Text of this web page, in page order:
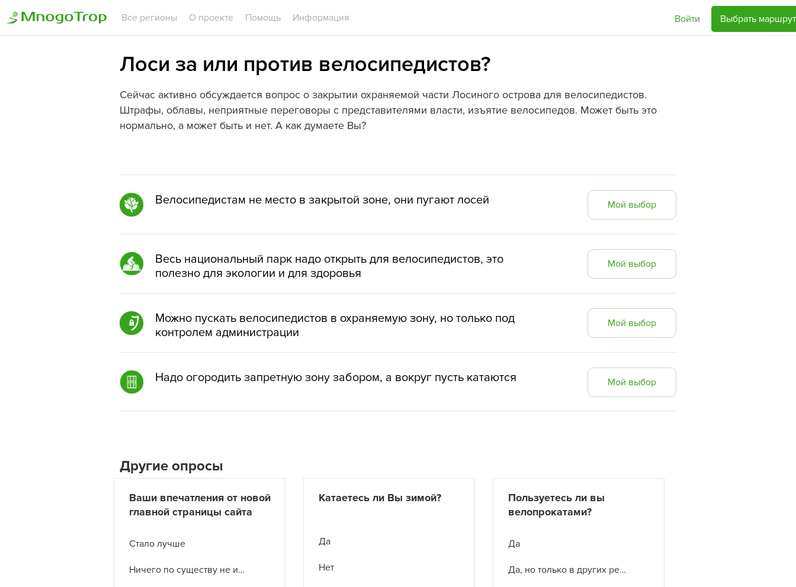
Все регионы О проекте Помощь Информация Войти Выбрать маршрут
Лоси за или против велосипедистов?
Сейчас активно обсуждается вопрос о закрытии охраняемой части Лосиного острова для велосипедистов.
Штрафы, облавы, неприятные переговоры с представителями власти, изъятие велосипедов. Может быть это
нормально, а может быть и нет. А как думаете Вы?
Велосипедистам не место в закрытой зоне, они пугают лосей Мой выбор
Весь национальный парк надо открыть для велосипедистов, это
полезно для экологии и для здоровья
Мой выбор
Можно пускать велосипедистов в охраняемую зону, но только под
контролем администрации
Мой выбор
Надо огородить запретную зону забором, а вокруг пусть катаются Мой выбор
Другие опросы
Ваши впечатления от новой
главной страницы сайта
Стало лучше
Ничего по существу не изменилось
Катаетесь ли Вы зимой?
Да
Нет
Пользуетесь ли вы
велопрокатами?
Да
Да, но только в других регионах